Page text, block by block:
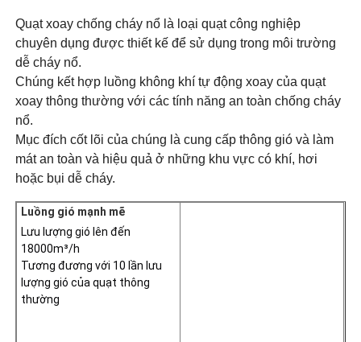
Quạt xoay chống cháy nổ là loại quạt công nghiệp
chuyên dụng được thiết kế để sử dụng trong môi trường
dễ cháy nổ.
Chúng kết hợp luồng không khí tự động xoay của quạt
xoay thông thường với các tính năng an toàn chống cháy
nổ.
Mục đích cốt lõi của chúng là cung cấp thông gió và làm
mát an toàn và hiệu quả ở những khu vực có khí, hơi
hoặc bụi dễ cháy.
Luồng gió mạnh mẽ
Lưu lượng gió lên đến
18000m³/h
Tương đương với 10 lần lưu
lượng gió của quạt thông
thường